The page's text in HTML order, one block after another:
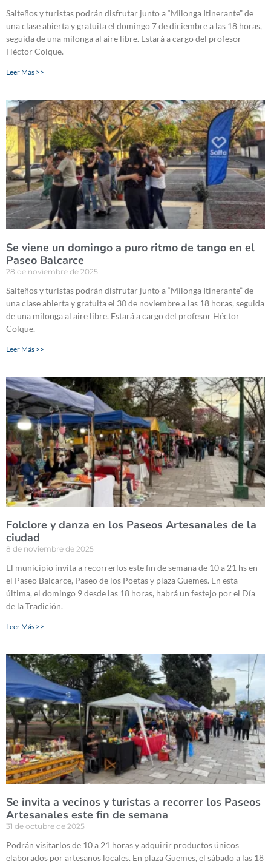
Salteños y turistas podrán disfrutar junto a “Milonga Itinerante” de
una clase abierta y gratuita el domingo 7 de diciembre a las 18 horas,
seguida de una milonga al aire libre. Estará a cargo del profesor
Héctor Colque.
Leer Más >>
Se viene un domingo a puro ritmo de tango en el
Paseo Balcarce
28 de noviembre de 2025
Salteños y turistas podrán disfrutar junto a “Milonga Itinerante” de
una clase abierta y gratuita el 30 de noviembre a las 18 horas, seguida
de una milonga al aire libre. Estará a cargo del profesor Héctor
Colque.
Leer Más >>
Folclore y danza en los Paseos Artesanales de la
ciudad
8 de noviembre de 2025
El municipio invita a recorrerlos este fin de semana de 10 a 21 hs en
el Paseo Balcarce, Paseo de los Poetas y plaza Güemes. En esta
última, el domingo 9 desde las 18 horas, habrá un festejo por el Día
de la Tradición.
Leer Más >>
Se invita a vecinos y turistas a recorrer los Paseos
Artesanales este fin de semana
31 de octubre de 2025
Podrán visitarlos de 10 a 21 horas y adquirir productos únicos
elaborados por artesanos locales. En plaza Güemes, el sábado a las 18